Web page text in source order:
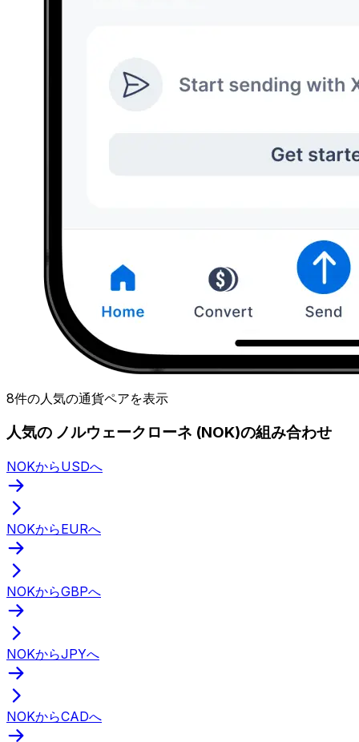
8件の人気の通貨ペアを表示
人気の ノルウェークローネ (NOK)の組み合わせ
NOKからUSDへ
NOKからEURへ
NOKからGBPへ
NOKからJPYへ
NOKからCADへ